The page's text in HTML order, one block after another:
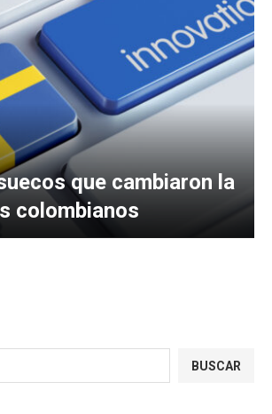
que cambiaron la
colombianos
BUSCAR